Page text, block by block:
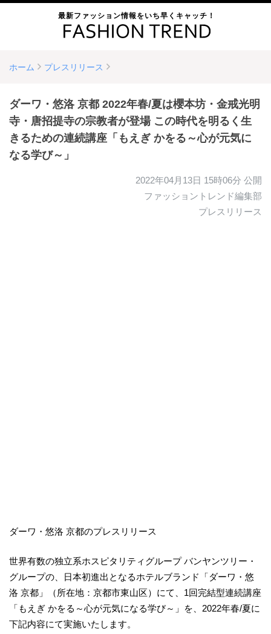
最新ファッション情報をいち早くキャッチ！
ホーム プレスリリース
ダーワ・悠洛 京都 2022年春/夏は櫻本坊・金戒光明
寺・唐招提寺の宗教者が登場 この時代を明るく生
きるための連続講座「もえぎ かをる～心が元気に
なる学び～」
2022年04月13日 15時06分 公開
ファッショントレンド編集部
プレスリリース
ダーワ・悠洛 京都のプレスリリース
世界有数の独立系ホスピタリティグループ バンヤンツリー・
グループの、日本初進出となるホテルブランド「ダーワ・悠
洛 京都」（所在地：京都市東山区）にて、1回完結型連続講座
「もえぎ かをる～心が元気になる学び～」を、2022年春/夏に
下記内容にて実施いたします。